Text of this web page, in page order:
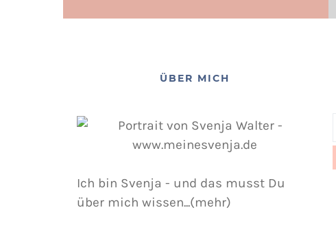
ÜBER MICH
Ich bin Svenja - und das musst Du
über mich wissen...(mehr)